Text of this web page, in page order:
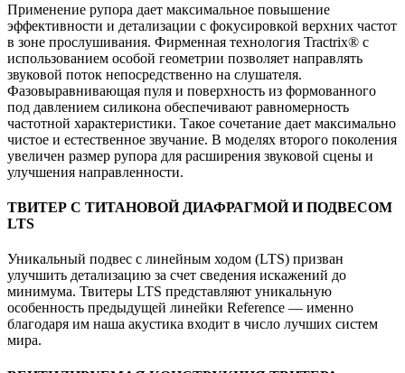
Применение рупора дает максимальное повышение
эффективности и детализации с фокусировкой верхних частот
в зоне прослушивания. Фирменная технология Tractrix® с
использованием особой геометрии позволяет направлять
звуковой поток непосредственно на слушателя.
Фазовыравнивающая пуля и поверхность из формованного
под давлением силикона обеспечивают равномерность
частотной характеристики. Такое сочетание дает максимально
чистое и естественное звучание. В моделях второго поколения
увеличен размер рупора для расширения звуковой сцены и
улучшения направленности.
ТВИТЕР С ТИТАНОВОЙ ДИАФРАГМОЙ И ПОДВЕСОМ
LTS
Уникальный подвес с линейным ходом (LTS) призван
улучшить детализацию за счет сведения искажений до
минимума. Твитеры LTS представляют уникальную
особенность предыдущей линейки Reference — именно
благодаря им наша акустика входит в число лучших систем
мира.